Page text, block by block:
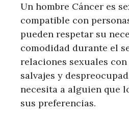
Un hombre Cáncer es
compatible con
pueden respetar su
comodidad durante el
relaciones sexuales con
salvajes y
necesita a alguien que
sus preferencias.